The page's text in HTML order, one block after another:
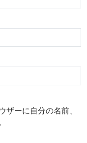
ザーに自分の名前、